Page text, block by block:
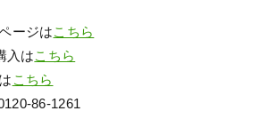
ージはこちら
入はこちら
こちら
86-1261